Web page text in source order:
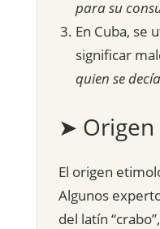
para su
En Cuba, se
significar
quien se
➤
El origen
Algunos
del latín